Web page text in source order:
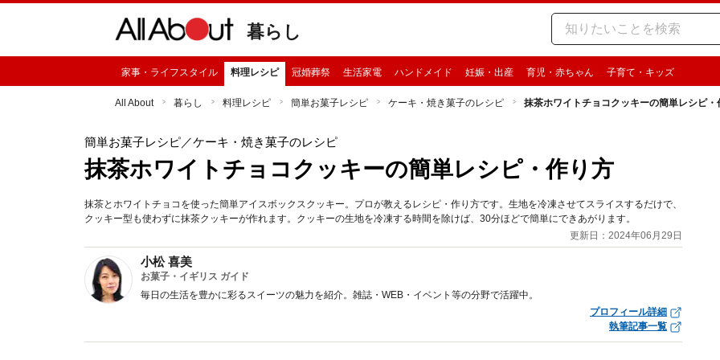
暮らし
家事・ライフスタイル 料理レシピ 冠婚葬祭 生活家電 ハンドメイド 妊娠・出産 育児・赤ちゃん 子育て・キッズ
All About 暮らし 料理レシピ 簡単お菓子レシピ ケーキ・焼き菓子のレシピ 抹茶ホワイトチョコクッキーの簡単レシピ・
簡単お菓子レシピ／ケーキ・焼き菓子のレシピ
抹茶ホワイトチョコクッキーの簡単レシピ・作り方
抹茶とホワイトチョコを使った簡単アイスボックスクッキー。プロが教えるレシピ・作り方です。生地を冷凍させてスライスするだけで、
クッキー型も使わずに抹茶クッキーが作れます。クッキーの生地を冷凍する時間を除けば、30分ほどで簡単にできあがります。
更新日：2024年06月29日
小松 喜美
お菓子・イギリス ガイド
毎日の生活を豊かに彩るスイーツの魅力を紹介。雑誌・WEB・イベント等の分野で活躍中。
プロフィール詳細
執筆記事一覧